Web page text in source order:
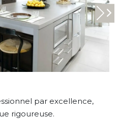
par excellence,
rigoureuse.